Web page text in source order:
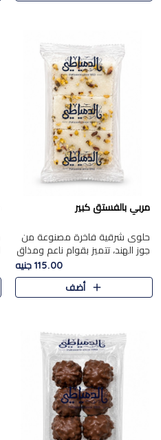
مربي بالفستق كبير
حلوى شرقية فاخرة مصنوعة من
جوز الهند، تتميز بقوام ناعم ومذاق
غني، وتزين بقطع من الفستق
الفاخر التي تضيف عليها قرمشة
115.00 جنيه
أضف